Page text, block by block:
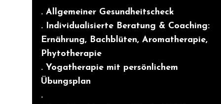
. Allgemeiner Gesundheitscheck
. Individualisierte Beratung & Coaching:
Ernährung, Bachblüten, Aromatherapie,
Phytotherapie
. Yogatherapie mit persönlichem
Übungsplan
.